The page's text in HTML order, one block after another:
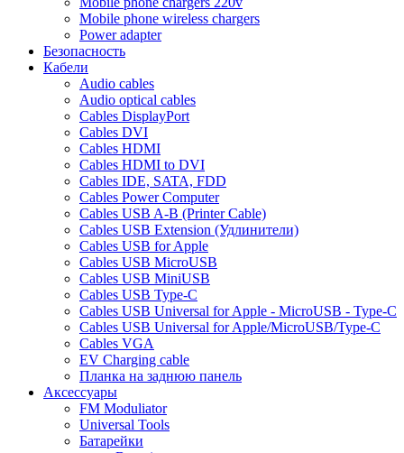
Mobile phone wireless chargers
Power adapter
Безопасность
Кабели
Audio cables
Audio optical cables
Cables DisplayPort
Cables DVI
Cables HDMI
Cables HDMI to DVI
Cables IDE, SATA, FDD
Cables Power Computer
Cables USB A-B (Printer Cable)
Cables USB Extension (Удлинители)
Cables USB for Apple
Cables USB MicroUSB
Cables USB MiniUSB
Cables USB Type-C
Cables USB Universal for Apple - MicroUSB - Type-C
Cables USB Universal for Apple/MicroUSB/Type-C
Cables VGA
EV Charging cable
Планка на заднюю панель
Аксессуары
FM Moduliator
Universal Tools
Батарейки